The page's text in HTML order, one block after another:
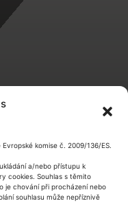
komise č. 2009/136/ES.
a/nebo přístupu k
cookies. Souhlas s těmito
je chování při procházení nebo
souhlasu může nepříznivě